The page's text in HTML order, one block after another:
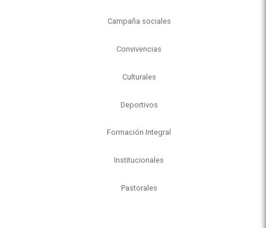
Campaña sociales
Convivencias
Culturales
Deportivos
Formación Integral
Institucionales
Pastorales